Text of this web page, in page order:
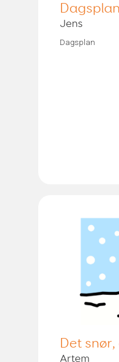
Dagsplan
Jens
Dagsplan
Det
Artem